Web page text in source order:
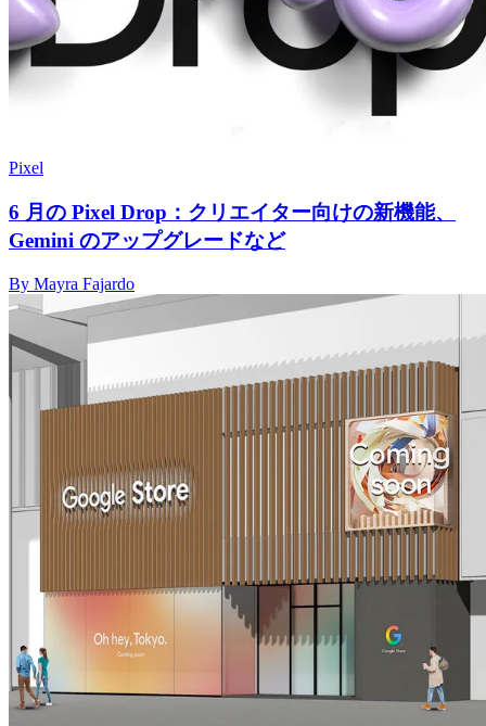
Pixel
6 月の Pixel Drop：クリエイター向けの新機能、
Gemini のアップグレードなど
By Mayra Fajardo